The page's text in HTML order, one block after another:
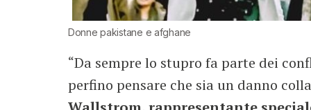
Donne pakistane e afghane
“Da sempre lo stupro fa parte dei
perfino pensare che sia un danno